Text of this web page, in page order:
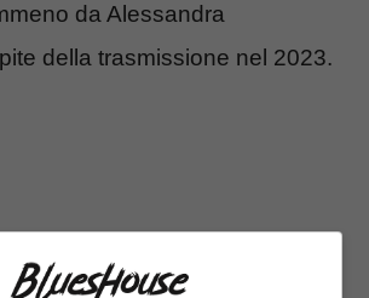
da Alessandra
della trasmissione nel 2023.